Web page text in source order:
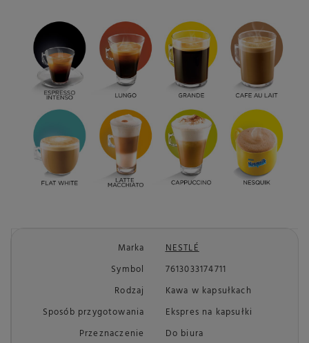
Marka
NESTLÉ
Symbol
7613033174711
Rodzaj
Kawa w kapsułkach
Sposób przygotowania
Ekspres na kapsułki
Przeznaczenie
Do biura